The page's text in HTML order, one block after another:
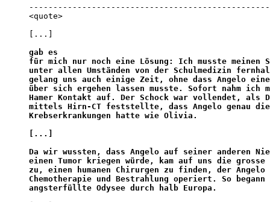
<quote>
[...]
gab es
für mich nur noch eine Lösung: Ich musste meinen
unter allen Umständen von der Schulmedizin
gelang uns auch einige Zeit, ohne dass Angelo
über sich ergehen lassen musste. Sofort nahm
Hamer Kontakt auf. Der Schock war vollendet, als
mittels Hirn-CT feststellte, dass Angelo genau
Krebserkrankungen hatte wie Olivia.
[...]
Da wir wussten, dass Angelo auf seiner anderen
einen Tumor kriegen würde, kam auf uns die
zu, einen humanen Chirurgen zu finden, der Angelo
Chemotherapie und Bestrahlung operiert. So
angsterfüllte Odysee durch halb Europa.